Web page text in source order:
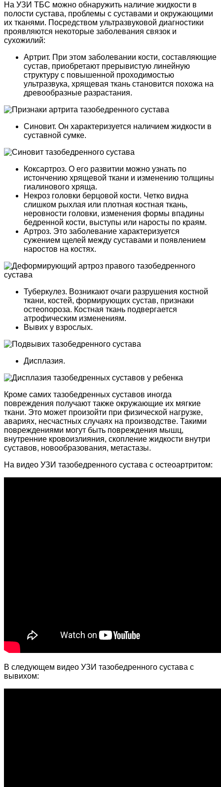
На УЗИ ТБС можно обнаружить наличие жидкости в
полости сустава, проблемы с суставами и окружающими
их тканями. Посредством ультразвуковой диагностики
проявляются некоторые заболевания связок и
сухожилий:
Артрит. При этом заболевании кости, составляющие
сустав, приобретают прерывистую линейную
структуру с повышенной проходимостью
ультразвука, хрящевая ткань становится похожа на
древообразные разрастания.
Синовит. Он характеризуется наличием жидкости в
суставной сумке.
Коксартроз. О его развитии можно узнать по
истончению хрящевой ткани и изменению толщины
гиалинового хряща.
Некроз головки берцовой кости. Четко видна
слишком рыхлая или плотная костная ткань,
неровности головки, изменения формы впадины
бедренной кости, выступы или наросты по краям.
Артроз. Это заболевание характеризуется
сужением щелей между суставами и появлением
наростов на костях.
Туберкулез. Возникают очаги разрушения костной
ткани, костей, формирующих сустав, признаки
остеопороза. Костная ткань подвергается
атрофическим изменениям.
Вывих у взрослых.
Дисплазия.
Кроме самих тазобедренных суставов иногда
повреждения получают также окружающие их мягкие
ткани. Это может произойти при физической нагрузке,
авариях, несчастных случаях на производстве. Такими
повреждениями могут быть повреждения мышц,
внутренние кровоизлияния, скопление жидкости внутри
суставов, новообразования, метастазы.
На видео УЗИ тазобедренного сустава с остеоартритом:
В следующем видео УЗИ тазобедренного сустава с
вывихом: